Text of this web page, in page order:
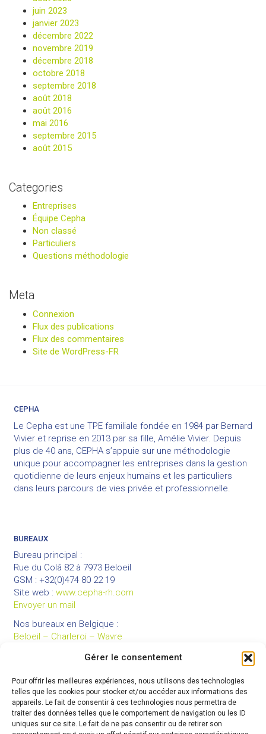
Gérer le consentement
Pour offrir les meilleures expériences, nous utilisons des technologies
telles que les cookies pour stocker et/ou accéder aux informations des
appareils. Le fait de consentir à ces technologies nous permettra de
traiter des données telles que le comportement de navigation ou les ID
uniques sur ce site. Le fait de ne pas consentir ou de retirer son
juin 2023
janvier 2023
décembre 2022
novembre 2019
décembre 2018
octobre 2018
septembre 2018
août 2018
août 2016
mai 2016
septembre 2015
août 2015
Categories
Entreprises
Équipe Cepha
Non classé
Particuliers
Questions méthodologie
Meta
Connexion
Flux des publications
Flux des commentaires
Site de WordPress-FR
CEPHA
Le Cepha est une TPE familiale fondée en 1984 par Bernard
Vivier et reprise en 2013 par sa fille, Amélie Vivier. Depuis
plus de 40 ans, CEPHA s’appuie sur une méthodologie
unique pour accompagner les entreprises dans la gestion
quotidienne de leurs enjeux humains et les particuliers
dans leurs parcours de vies privée et professionnelle.
BUREAUX
Bureau principal :
Rue du Colâ 82 à 7973 Beloeil
GSM : +32(0)474 80 22 19
Site web : www.cepha-rh.com
Envoyer un mail
Nos bureaux en Belgique :
Beloeil – Charleroi – Wavre
LIENS UTILES
Mentions légales
Conditions générales de vente